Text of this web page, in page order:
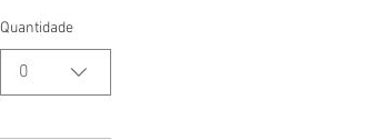
Quantidade
0